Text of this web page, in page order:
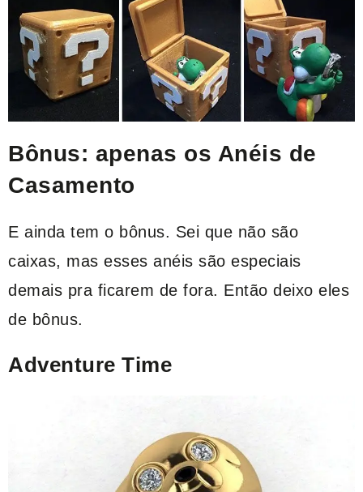
Bônus: apenas os Anéis de
Casamento
E ainda tem o bônus. Sei que não são
caixas, mas esses anéis são especiais
demais pra ficarem de fora. Então deixo eles
de bônus.
Adventure Time